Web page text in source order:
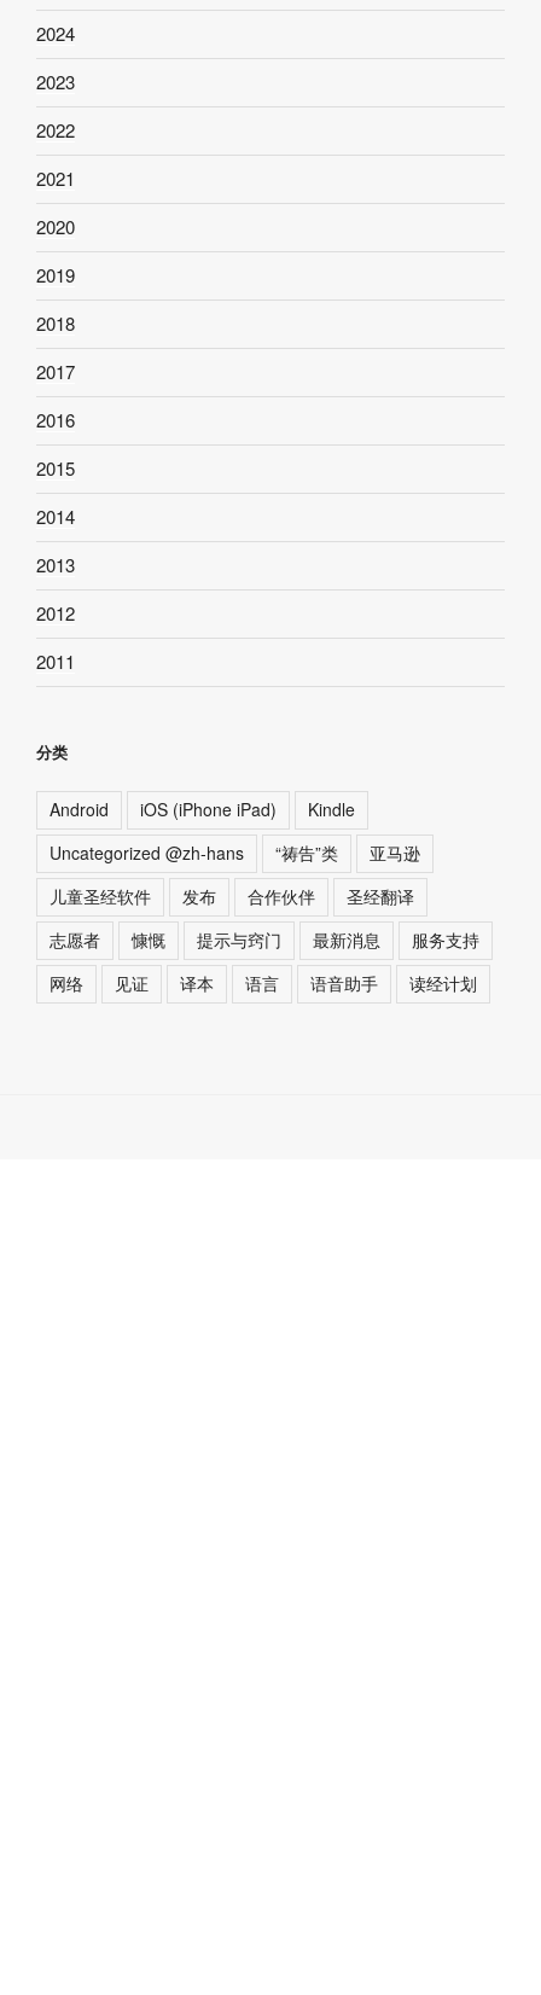
2024
2023
2022
2021
2020
2019
2018
2017
2016
2015
2014
2013
2012
2011
分类
Android iOS (iPhone iPad)
Kindle
Uncategorized @zh-hans
“祷告”类
亚马逊
儿童圣经软件
发布 合作伙伴
圣经翻译
志愿者
慷慨 提示与窍门 最新消息
服务支持
网络
见证 译本 语言 语音助手 读经计划